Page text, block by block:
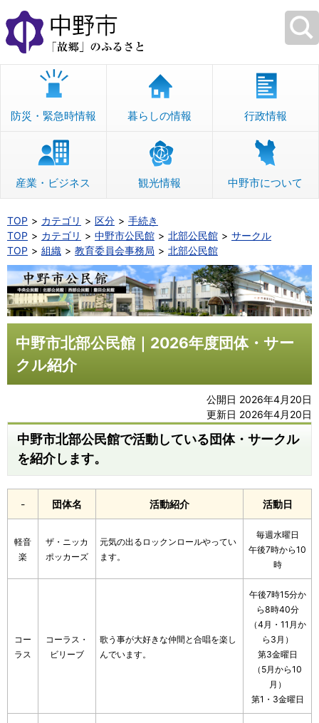
本
文
へ
移
防災・緊急時情報 暮らしの情報 行政情報
産業・ビジネス 観光情報 中野市について
TOP カテゴリ 区分
手続き
TOP
カテゴリ 中野市公民館 北部公民館
サークル
TOP
組織 教育委員会事務局 北部公民館
中野市北部公民館｜2026年度団体・サー
クル紹介
公開日 2026年4月20日
更新日 2026年4月20日
中野市北部公民館で活動している団体・サークル
を紹介します。
- 団体名 活動紹介 活動日
軽音
楽
ザ・ニッカ
ポッカーズ
元気の出るロックンロールやってい
ます。
毎週水曜日
午後7時から10
時
コー
ラス
コーラス・
ビリーブ
歌う事が大好きな仲間と合唱を楽し
んでいます。
午後7時15分か
ら8時40分
（4月・11月か
ら3月）
第3金曜日
（5月から10
月）
第1・3金曜日